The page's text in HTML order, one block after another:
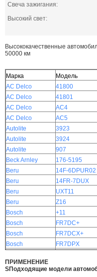
Свеча зажигания:
Высокий свет:
Высококачественные
50000 км
Марка
Модель
AC Delco
41800
AC Delco
41801
AC Delco
AC4
AC Delco
AC5
Autolite
3923
Autolite
3924
Autolite
907
Beck Arnley
176-5195
Beru
14F-6DPUR02
Beru
14FR-7DUX
Beru
UXT11
Beru
Z16
Bosch
+11
Bosch
FR7DC+
Bosch
FR7DCX+
Bosch
FR7DPX
Bosch stk
ПРИМЕНЕНИЕ
SПодходящие модели